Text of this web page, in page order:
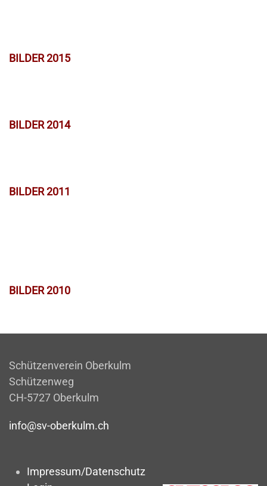
BILDER 2015
BILDER 2014
BILDER 2011
BILDER 2010
Schützenverein Oberkulm
Schützenweg
CH-5727 Oberkulm
info@sv-oberkulm.ch
Impressum/Datenschutz